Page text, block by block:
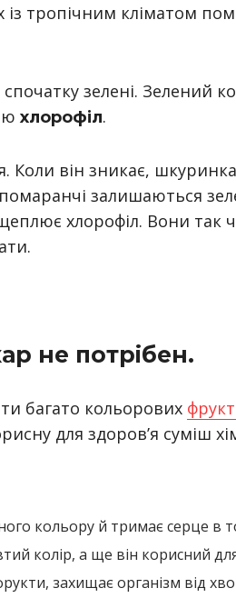
із тропічним кліматом
зелені. Зелений
хлорофіл.
Коли він зникає,
залишаються
хлорофіл. Вони так
не потрібен.
багато кольорових
для здоров’я суміш
кольору й тримає серце в
колір, а ще він корисний
захищає організм від